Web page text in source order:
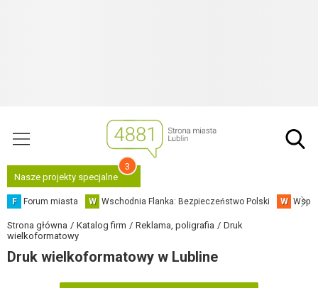
Nasze projekty specjalne
3
F Forum miasta W Wschodnia Flanka: Bezpieczeństwo Polski W
Strona główna Katalog firm Reklama, poligrafia
Druk
wielkoformatowy
Druk wielkoformatowy w Lubline